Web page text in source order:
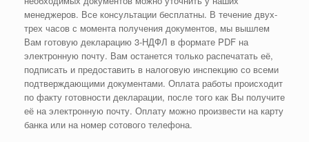
менеджеров. Все консультации бесплатны. В течение двух-
трех часов с момента получения документов, мы вышлем
Вам готовую декларацию 3-НДФЛ в формате PDF на
электронную почту. Вам останется только распечатать её,
подписать и предоставить в налоговую инспекцию со всеми
подтверждающими документами. Оплата работы происходит
по факту готовности декларации, после того как Вы получите
её на электронную почту. Оплату можно произвести на карту
банка или на номер сотового телефона.